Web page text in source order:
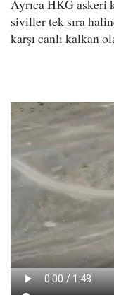
Ayrıca HKG askeri
siviller tek sıra
karşı canlı kalkan